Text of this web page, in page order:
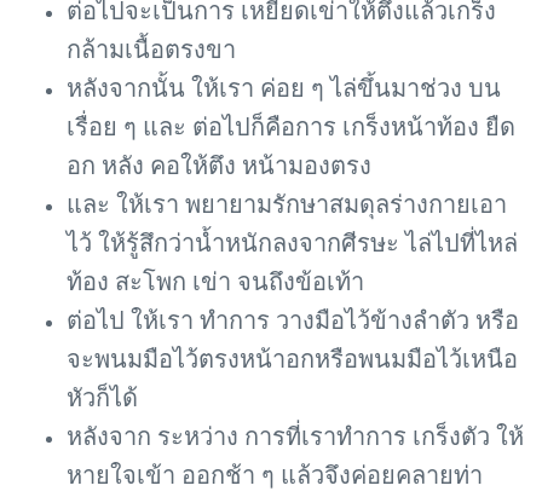
ต่อไปจะเป็นการ เหยียดเข่าให้ตึงแล้วเกร็ง
กล้ามเนื้อตรงขา
หลังจากนั้น ให้เรา ค่อย ๆ ไล่ขึ้นมาช่วง บน
เรื่อย ๆ และ ต่อไปก็คือการ เกร็งหน้าท้อง ยืด
อก หลัง คอให้ตึง หน้ามองตรง
และ ให้เรา พยายามรักษาสมดุลร่างกายเอา
ไว้ ให้รู้สึกว่าน้ำหนักลงจากศีรษะ ไล่ไปที่ไหล่
ท้อง สะโพก เข่า จนถึงข้อเท้า
ต่อไป ให้เรา ทำการ วางมือไว้ข้างลำตัว หรือ
จะพนมมือไว้ตรงหน้าอกหรือพนมมือไว้เหนือ
หัวก็ได้
หลังจาก ระหว่าง การที่เราทำการ เกร็งตัว ให้
หายใจเข้า ออกช้า ๆ แล้วจึงค่อยคลายท่า